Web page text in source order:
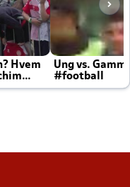
Hvem
Ung vs.
#football